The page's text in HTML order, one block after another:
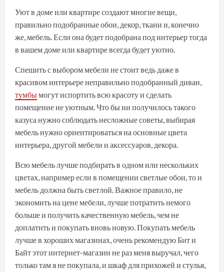
Уют в доме или квартире создают многие вещи,
правильно подобранные обои, декор, ткани и, конечно
же, мебель. Если она будет подобрана под интерьер тогда
в вашем доме или квартире всегда будет уютно.
Спешить с выбором мебели не стоит ведь даже в
красивом интерьере неправильно подобранный диван,
тумбымогут испортить всю красоту и сделать
помещение не уютным. Что бы ни получилось такого
казуса нужно соблюдать несложные советы, выбирая
мебель нужно ориентироваться на основные цвета
интерьера, другой мебели и аксессуаров, декора.
Всю мебель лучше подбирать в одном или нескольких
цветах, например если в помещении светлые обои, то и
мебель должна быть светлой. Важное правило, не
экономить на цене мебели, лучше потратить немого
больше и получить качественную мебель, чем не
доплатить и покупать вновь новую. Покупать мебель
лучше в хороших магазинах, очень рекомендую Бит и
Байт этот интернет-магазин не раз меня выручал, чего
только там я не покупала, и шкаф для прихожей и стулья,